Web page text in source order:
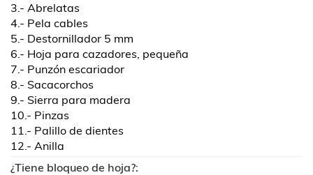
3.- Abrelatas
4.- Pela cables
5.- Destornillador 5 mm
6.- Hoja para cazadores, pequeña
7.- Punzón escariador
8.- Sacacorchos
9.- Sierra para madera
10.- Pinzas
11.- Palillo de dientes
12.- Anilla
¿Tiene bloqueo de hoja?: